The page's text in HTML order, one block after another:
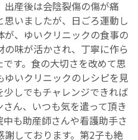
産後は会陰裂傷の傷が痛
いましたが、日ごろ運動し
、ゆいクリニックの食事の
味が活かされ、丁寧に作ら
す。食の大切さを改めて思
いクリニックのレシピを見
しでもチャレンジできれば
ん、いつも気を遣って頂き
も助産師さんや看護助手さ
しております。第2子も絶